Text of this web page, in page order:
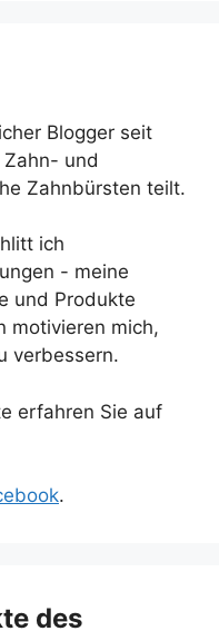
Blogger seit
und
Zahnbürsten teilt.
ich
- meine
und Produkte
motivieren mich,
verbessern.
erfahren Sie auf
.
des